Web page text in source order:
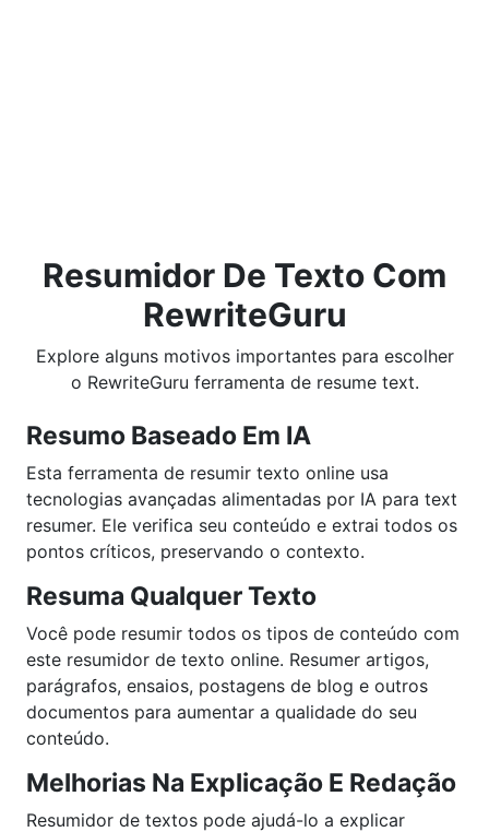
Resumidor De Texto Com
RewriteGuru
Explore alguns motivos importantes para escolher
o RewriteGuru ferramenta de resume text.
Resumo Baseado Em IA
Esta ferramenta de resumir texto online usa
tecnologias avançadas alimentadas por IA para text
resumer. Ele verifica seu conteúdo e extrai todos os
pontos críticos, preservando o contexto.
Resuma Qualquer Texto
Você pode resumir todos os tipos de conteúdo com
este resumidor de texto online. Resumer artigos,
parágrafos, ensaios, postagens de blog e outros
documentos para aumentar a qualidade do seu
conteúdo.
Melhorias Na Explicação E Redação
Resumidor de textos pode ajudá-lo a explicar